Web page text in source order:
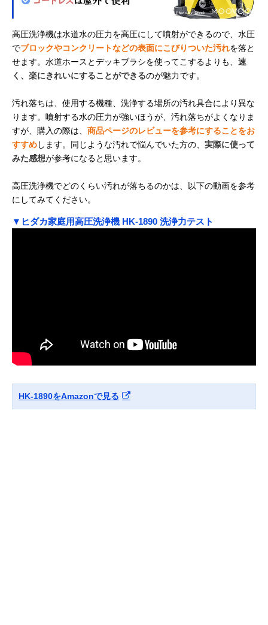
高圧洗浄機は水道水の圧力を高圧にして噴射ができるので、水圧
でブロックやコンクリートなどの表面にこびりついた汚れを落と
せます。水道ホースとデッキブラシを使ってこするよりも、 速
く、楽にきれいにすることができるのが魅力です。
汚れ落ちは、使用する機種、洗浄する場所の汚れ具合により異な
ります。噴射する水の圧力が強いほうが、汚れ落ちがよくなりま
すが、購入の際は、 商品ページのレビューを参考にすることをお
すすめします。同じような汚れで悩んでいた方の、 実際に使って
みた感想が参考になると思います。
高圧洗浄機でどのくらい汚れが落ちるのかは、以下の動画を参考
にしてみてください。
▼ヒダカ家庭用高圧洗浄機 HK-1890 洗浄力テスト
HK-1890をAmazonで見る